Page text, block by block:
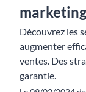
Découvrez les
augmenter
ventes. Des
garantie.